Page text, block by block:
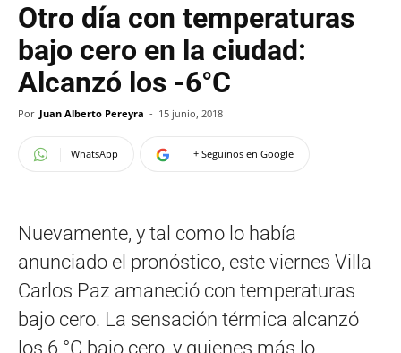
Otro día con temperaturas
bajo cero en la ciudad:
Alcanzó los -6°C
Por Juan Alberto Pereyra - 15 junio, 2018
WhatsApp + Seguinos en Google
Nuevamente, y tal como lo había
anunciado el pronóstico, este viernes Villa
Carlos Paz amaneció con temperaturas
bajo cero. La sensación térmica alcanzó
los 6 °C bajo cero, y quienes más lo